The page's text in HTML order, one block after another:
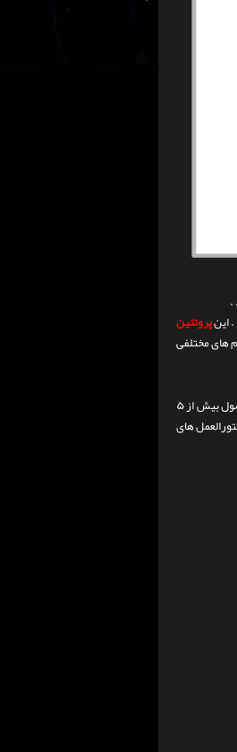
.
اینپروتئین
های مختلفی
در هر وعده یک یا دو پیمانه همراه با ۱۲۰ تا ۲۴۰ میلی لیتر آب سرد یا شیر کم چرب مخلوط کنید و میل نمایید . استفاده از این محصول بیش از ۵
های